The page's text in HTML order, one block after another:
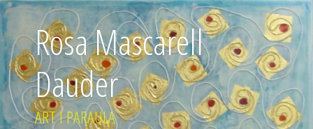
Rosa Mascarell
Dauder
ART I PARAULA